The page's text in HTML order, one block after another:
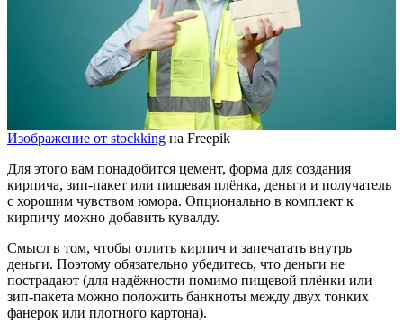
Изображение от stockking на Freepik
Для этого вам понадобится цемент, форма для создания
кирпича, зип-пакет или пищевая плёнка, деньги и получатель
с хорошим чувством юмора. Опционально в комплект к
кирпичу можно добавить кувалду.
Смысл в том, чтобы отлить кирпич и запечатать внутрь
деньги. Поэтому обязательно убедитесь, что деньги не
пострадают (для надёжности помимо пищевой плёнки или
зип-пакета можно положить банкноты между двух тонких
фанерок или плотного картона).